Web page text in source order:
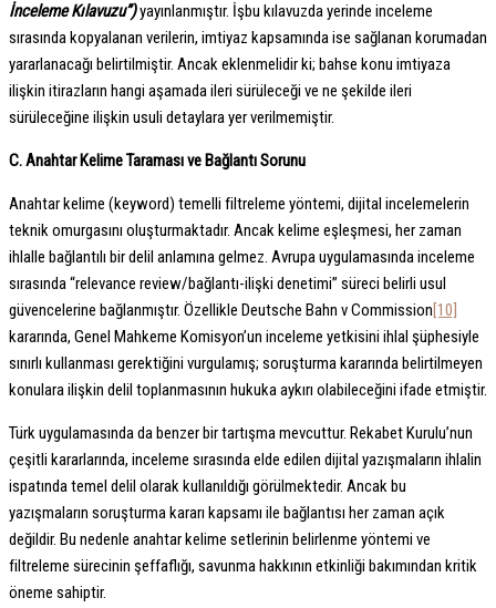
İnceleme Kılavuzu”)yayınlanmıştır. İşbu kılavuzda yerinde inceleme
sırasında kopyalanan verilerin, imtiyaz kapsamında ise sağlanan korumadan
yararlanacağı belirtilmiştir. Ancak eklenmelidir ki; bahse konu imtiyaza
ilişkin itirazların hangi aşamada ileri sürüleceği ve ne şekilde ileri
sürüleceğine ilişkin usuli detaylara yer verilmemiştir.
C. Anahtar Kelime Taraması ve Bağlantı Sorunu
Anahtar kelime (keyword) temelli filtreleme yöntemi, dijital incelemelerin
teknik omurgasını oluşturmaktadır. Ancak kelime eşleşmesi, her zaman
ihlalle bağlantılı bir delil anlamına gelmez. Avrupa uygulamasında inceleme
sırasında “relevance review/bağlantı-ilişki denetimi” süreci belirli usul
güvencelerine bağlanmıştır. Özellikle Deutsche Bahn v Commission[10]
kararında, Genel Mahkeme Komisyon’un inceleme yetkisini ihlal şüphesiyle
sınırlı kullanması gerektiğini vurgulamış; soruşturma kararında belirtilmeyen
konulara ilişkin delil toplanmasının hukuka aykırı olabileceğini ifade etmiştir.
Türk uygulamasında da benzer bir tartışma mevcuttur. Rekabet Kurulu’nun
çeşitli kararlarında, inceleme sırasında elde edilen dijital yazışmaların ihlalin
ispatında temel delil olarak kullanıldığı görülmektedir. Ancak bu
yazışmaların soruşturma kararı kapsamı ile bağlantısı her zaman açık
değildir. Bu nedenle anahtar kelime setlerinin belirlenme yöntemi ve
filtreleme sürecinin şeffaflığı, savunma hakkının etkinliği bakımından kritik
öneme sahiptir.